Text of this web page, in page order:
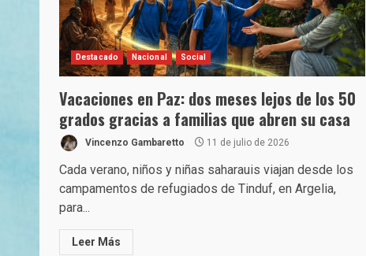
Destacado Nacional Social
Vacaciones en Paz: dos meses lejos de los 50
grados gracias a familias que abren su casa
Vincenzo Gambaretto 11 de julio de 2026
Cada verano, niños y niñas saharauis viajan desde los
campamentos de refugiados de Tinduf, en Argelia,
para...
Leer Más